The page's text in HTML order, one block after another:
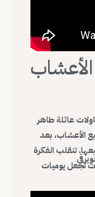
عائلة طاهر
الأعشاب، بعد
تنقلب الفكرة
تجعل يوميات